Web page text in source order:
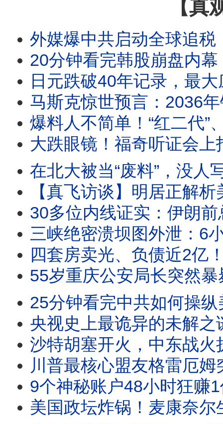
【真
外媒爆中共启动全球追税，倒查25年！翻旧账、限
20分钟看完韩股崩盘内幕！半年暴涨50%
日元跌破40年记录，最大庄家美国下场！一张
马斯克惊世预言：2036年钱就没用了！火速否认
爆料人不简单！“红二代”、三代外交世家，谁
大跌眼镜！福奇听证会上拒答111次！25分钟看懂背后法律智斗
在北大被当“废料”，没人写推荐信，王虹邓煜得
【真飞访谈】明居正解析美伊战争3大终
30多位内线证实：伊朗前总统是摩萨德间
三峡绝密溃坝图外泄：6
四套房卖光、负债近2亿！妻子败家还是丈
55岁重庆公安局长突然暴毙！中共官场最邪门
25分钟看完中共如何操纵美国大选，通过3途径拿到2.2亿选民
央视史上最诡异的未解之谜：佟丽娅空降
沙特胡塞开火，中东战火扩大！25分钟看完中东局势5大
川普最核心盟友格雷厄姆突然暴毙！伊朗5天前刚下
9个神秘账户48小时狂赚1亿美元！源头竟在中国？
美国政坛炸锅！麦康奈尔生死未卜，赵小兰为何执意